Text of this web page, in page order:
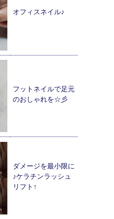
オフィスネイル♪
フットネイルで足元
のおしゃれを☆彡
ダメージを最小限に
♪ケラチンラッシュ
リフト↑